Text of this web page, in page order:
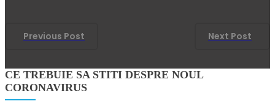
Previous Post Next Post
CE TREBUIE SA STITI DESPRE NOUL
CORONAVIRUS